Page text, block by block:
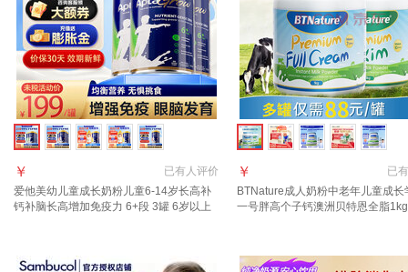
已有人评价
￥
爱他美幼儿童成长奶粉儿童6-14岁长高补
钙补脑长高增加免疫力 6+段 3罐 6岁以上
已有
￥
BTNature成人奶粉中老年儿童成长
一号胖高个子钙澳洲贝特恩全脂